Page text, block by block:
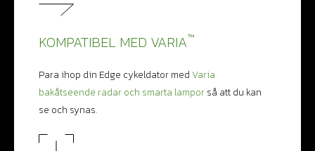
KOMPATIBEL MED VARIA™
Para ihop din Edge cykeldator med Varia
bakåtseende radar och smarta lampor så att du kan
se och synas.